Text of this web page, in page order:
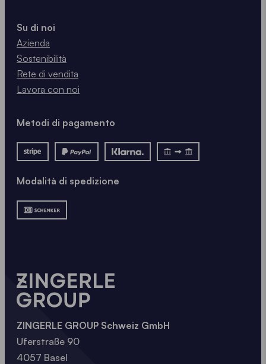
Su di noi
Azienda
Sostenibilità
Rete di vendita
Lavora con noi
Metodi di pagamento
Modalità di spedizione
ZINGERLE GROUP Schweiz GmbH
Uferstraße 90
4057 Basel